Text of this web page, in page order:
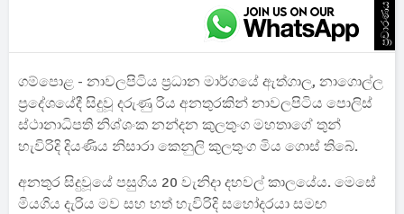
ප්‍රචාරණය
ගම්පොළ - නාවලපිටිය ප්‍රධාන මාර්ගයේ ඇත්ගාල, නාගොල්ල
ප්‍රදේශයේදී සිදුවූ දරුණු රිය අනතුරකින් නාවලපිටිය පොලිස්
ස්ථානාධිපති නිශ්ශංක නන්දන කුලතුංග මහතාගේ තුන්
හැවිරිදි දියණිය නිසාරා කෙනුලි කුලතුංග මිය ගොස් තිබේ.
අනතුර සිදුවූයේ පසුගිය 20 වැනිදා දහවල් කාලයේය. මෙසේ
මියගිය දැරිය මව සහ හත් හැවිරිදි සහෝදරයා සමඟ